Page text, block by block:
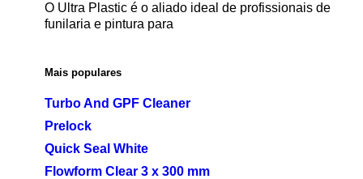
O Ultra Plastic é o aliado ideal de profissionais de
funilaria e pintura para
Mais populares
Turbo And GPF Cleaner
Prelock
Quick Seal White
Flowform Clear 3 x 300 mm